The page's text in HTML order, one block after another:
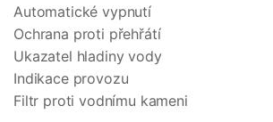
Automatické vypnutí
Ochrana proti přehřátí
Ukazatel hladiny vody
Indikace provozu
Filtr proti vodnímu kameni